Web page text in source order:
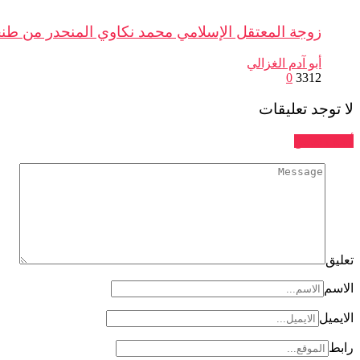
زوجة المعتقل الإسلامي محمد نكاوي المنحدر من
أبو آدم الغزالي
3312
0
لا توجد تعليقات
تعليق
الاسم
الايميل
رابط